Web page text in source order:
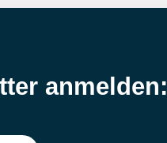
anmelden: